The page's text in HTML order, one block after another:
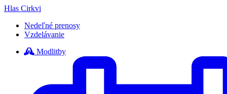
Hlas Cirkvi
Nedeľné prenosy
Vzdelávanie
Modlitby